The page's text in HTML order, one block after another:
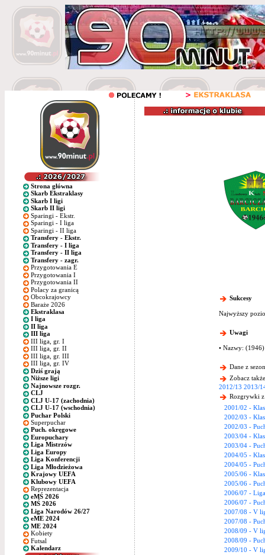
Strona główna
Skarb Ekstraklasy
Skarb I ligi
Skarb II ligi
Sparingi - Ekstr.
Sparingi - I liga
Sparingi - II liga
Transfery - Ekstr.
Transfery - I liga
Transfery - II liga
Transfery - zagr.
Przygotowania E
Przygotowania I
Przygotowania II
Polacy za granicą
Obcokrajowcy
Baraże 2026
Ekstraklasa
I liga
II liga
III liga
III liga, gr. I
III liga, gr. II
III liga, gr. III
III liga, gr. IV
Dziś grają
Niższe ligi
Najnowsze rozgr.
CLJ
CLJ U-17 (zachodnia)
CLJ U-17 (wschodnia)
Puchar Polski
Superpuchar
Puch. okręgowe
Europuchary
Liga Mistrzów
Liga Europy
Liga Konferencji
Liga Młodzieżowa
Krajowy UEFA
Klubowy UEFA
Reprezentacja
eMŚ 2026
MŚ 2026
Liga Narodów 26/27
eME 2024
ME 2024
Kobiety
Futsal
Kalendarz
Sukcesy
Najwyższy
Uwagi
• Nazwy:
Dane z
Zobacz
2012/13 2013/
Rozgrywki z
2001/02 -
2002/03 -
2002/03 -
2003/04 -
2003/04 -
2004/05 -
2004/05 -
2005/06 -
2005/06 -
2006/07 -
2006/07 -
2007/08 - V
2007/08 -
2008/09 - V
2008/09 -
2009/10 - V